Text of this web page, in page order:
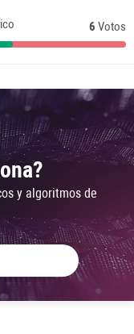
6 Votos
y algoritmos de